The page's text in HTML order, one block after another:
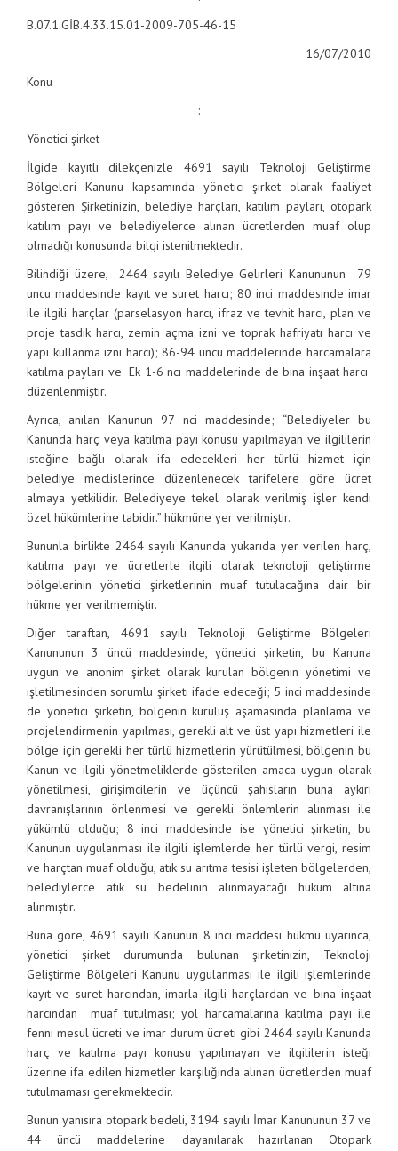
B.07.1.GİB.4.33.15.01-2009-705-46-15
16/07/2010
Konu
:
Yönetici şirket
İlgide kayıtlı dilekçenizle 4691 sayılı Teknoloji Geliştirme
Bölgeleri Kanunu kapsamında yönetici şirket olarak faaliyet
gösteren Şirketinizin, belediye harçları, katılım payları, otopark
katılım payı ve belediyelerce alınan ücretlerden muaf olup
olmadığı konusunda bilgi istenilmektedir.
Bilindiği üzere, 2464 sayılı Belediye Gelirleri Kanununun 79
uncu maddesinde kayıt ve suret harcı; 80 inci maddesinde imar
ile ilgili harçlar (parselasyon harcı, ifraz ve tevhit harcı, plan ve
proje tasdik harcı, zemin açma izni ve toprak hafriyatı harcı ve
yapı kullanma izni harcı); 86-94 üncü maddelerinde harcamalara
katılma payları ve Ek 1-6 ncı maddelerinde de bina inşaat harcı
düzenlenmiştir.
Ayrıca, anılan Kanunun 97 nci maddesinde; “Belediyeler bu
Kanunda harç veya katılma payı konusu yapılmayan ve ilgililerin
isteğine bağlı olarak ifa edecekleri her türlü hizmet için
belediye meclislerince düzenlenecek tarifelere göre ücret
almaya yetkilidir. Belediyeye tekel olarak verilmiş işler kendi
özel hükümlerine tabidir.” hükmüne yer verilmiştir.
Bununla birlikte 2464 sayılı Kanunda yukarıda yer verilen harç,
katılma payı ve ücretlerle ilgili olarak teknoloji geliştirme
bölgelerinin yönetici şirketlerinin muaf tutulacağına dair bir
hükme yer verilmemiştir.
Diğer taraftan, 4691 sayılı Teknoloji Geliştirme Bölgeleri
Kanununun 3 üncü maddesinde, yönetici şirketin, bu Kanuna
uygun ve anonim şirket olarak kurulan bölgenin yönetimi ve
işletilmesinden sorumlu şirketi ifade edeceği; 5 inci maddesinde
de yönetici şirketin, bölgenin kuruluş aşamasında planlama ve
projelendirmenin yapılması, gerekli alt ve üst yapı hizmetleri ile
bölge için gerekli her türlü hizmetlerin yürütülmesi, bölgenin bu
Kanun ve ilgili yönetmeliklerde gösterilen amaca uygun olarak
yönetilmesi, girişimcilerin ve üçüncü şahısların buna aykırı
davranışlarının önlenmesi ve gerekli önlemlerin alınması ile
yükümlü olduğu; 8 inci maddesinde ise yönetici şirketin, bu
Kanunun uygulanması ile ilgili işlemlerde her türlü vergi, resim
ve harçtan muaf olduğu, atık su arıtma tesisi işleten bölgelerden,
belediylerce atık su bedelinin alınmayacağı hüküm altına
alınmıştır.
Buna göre, 4691 sayılı Kanunun 8 inci maddesi hükmü uyarınca,
yönetici şirket durumunda bulunan şirketinizin, Teknoloji
Geliştirme Bölgeleri Kanunu uygulanması ile ilgili işlemlerinde
kayıt ve suret harcından, imarla ilgili harçlardan ve bina inşaat
harcından muaf tutulması; yol harcamalarına katılma payı ile
fenni mesul ücreti ve imar durum ücreti gibi 2464 sayılı Kanunda
harç ve katılma payı konusu yapılmayan ve ilgililerin isteği
üzerine ifa edilen hizmetler karşılığında alınan ücretlerden muaf
tutulmaması gerekmektedir.
Bunun yanısıra otopark bedeli, 3194 sayılı İmar Kanununun 37 ve
44 üncü maddelerine dayanılarak hazırlanan Otopark